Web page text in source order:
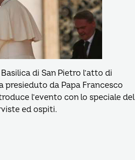
di San Pietro l’atto di
presieduto da Papa Francesco
l’evento con lo speciale del
ed ospiti.